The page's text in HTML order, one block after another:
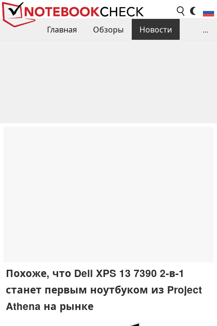
Главная Обзоры
Новости
...
Похоже, что Dell XPS 13 7390 2-в-1
станет первым ноутбуком из Project
Athena на рынке